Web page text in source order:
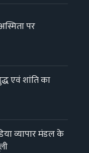
पर
एवं शांति का
व्यापार मंडल के